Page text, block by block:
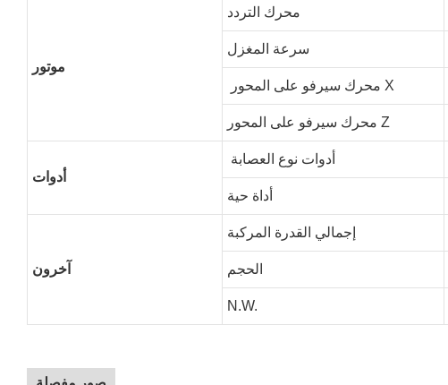
موتور
محرك التردد
سرعة المغزل
محرك سيرفو على المحور X
محرك سيرفو على المحور Z
أدوات
أدوات نوع العصابة
أداة حية
آخرون
إجمالي القدرة المركبة
الحجم
N.W.